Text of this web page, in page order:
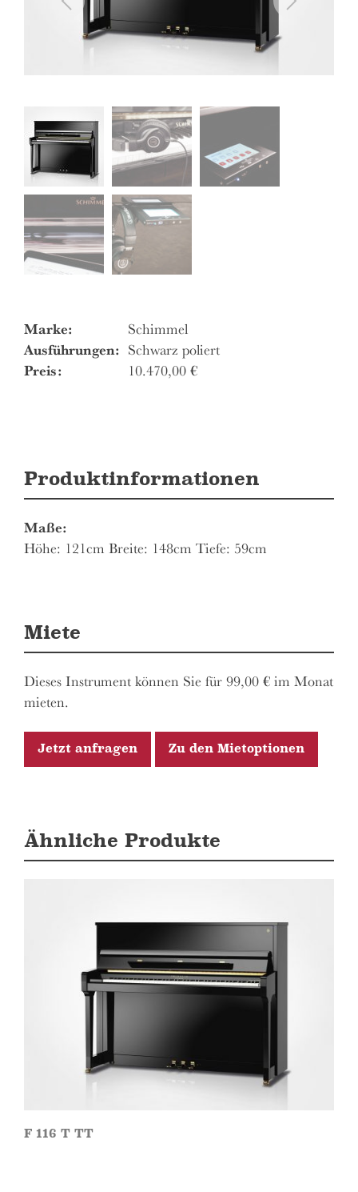
Marke: Schimmel
Ausführungen: Schwarz poliert
Preis: 10.470,00 €
Produktinformationen
Maße:
Höhe: 121cm Breite: 148cm Tiefe: 59cm
Miete
Dieses Instrument können Sie für 99,00 € im Monat
mieten.
Jetzt anfragen Zu den Mietoptionen
Ähnliche Produkte
F 116 T TT